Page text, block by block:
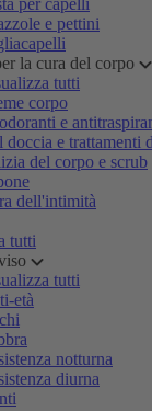
per capelli
e pettini
la cura del corpo
tutti
corpo
e
doccia e trattamenti
del corpo e scrub
dell'intimità
tutti
tutti
età
notturna
diurna